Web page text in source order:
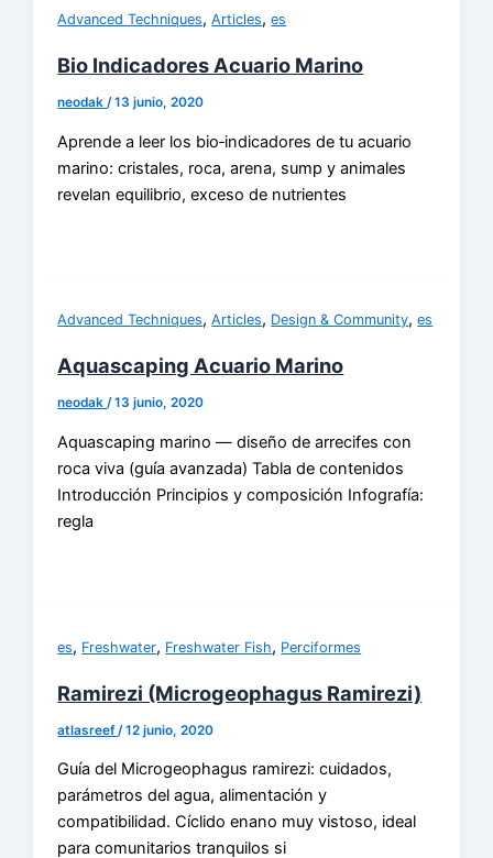
Advanced Techniques,Articles,es
Bio Indicadores Acuario Marino
neodak/13 junio, 2020
Aprende a leer los bio‑indicadores de tu acuario
marino: cristales, roca, arena, sump y animales
revelan equilibrio, exceso de nutrientes
Advanced Techniques,Articles, Design & Community,es
Aquascaping Acuario Marino
neodak/13 junio, 2020
Aquascaping marino — diseño de arrecifes con
roca viva (guía avanzada) Tabla de contenidos
Introducción Principios y composición Infografía:
regla
es, Freshwater, Freshwater Fish, Perciformes
Ramirezi (Microgeophagus Ramirezi)
atlasreef /12 junio, 2020
Guía del Microgeophagus ramirezi: cuidados,
parámetros del agua, alimentación y
compatibilidad. Cíclido enano muy vistoso, ideal
para comunitarios tranquilos si